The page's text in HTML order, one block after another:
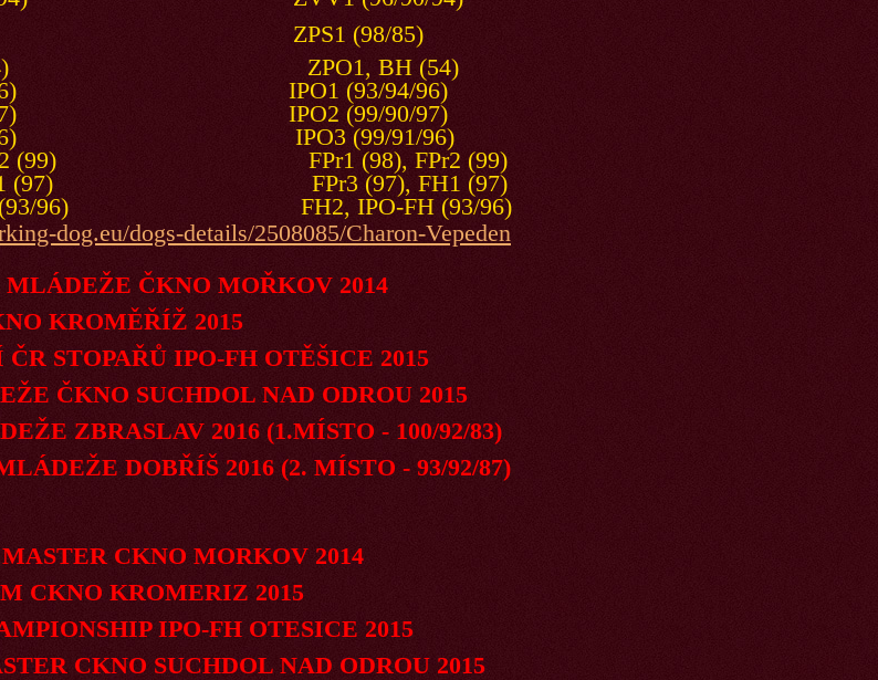
85) ZPS1 (98/85)
ZPO1, BH (54)
IPO1 (93/94/96)
IPO2 (99/90/97)
IPO3 (99/91/96)
FPr1 (98), FPr2 (99)
FPr3 (97), FH1 (97)
96) FH2, IPO-FH (93/96)
dog.eu/dogs-details/2508085/Charon-Vepeden
ČKNO MOŘKOV 2014
2015
IPO-FH OTĚŠICE 2015
ČKNO SUCHDOL NAD ODROU 2015
ZBRASLAV 2016 (1.MÍSTO - 100/92/83)
DOBŘÍŠ 2016 (2. MÍSTO - 93/92/87)
CKNO MORKOV 2014
KROMERIZ 2015
IPO-FH OTESICE 2015
CKNO SUCHDOL NAD ODROU 2015